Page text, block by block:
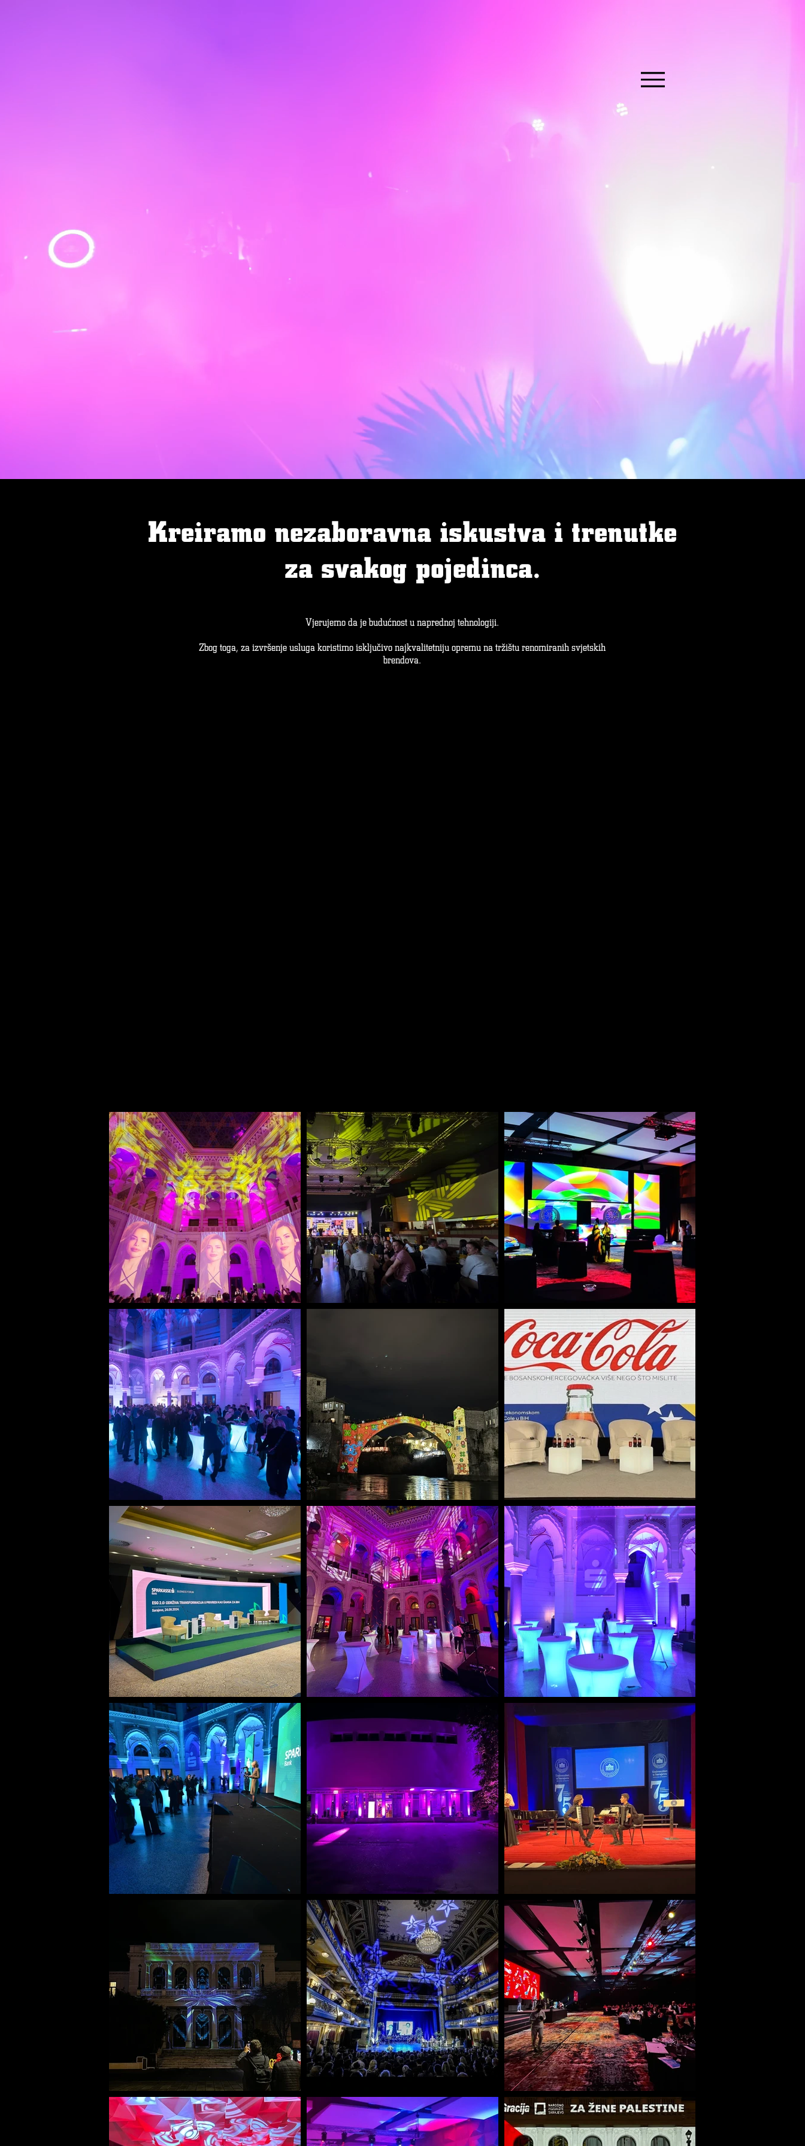
Kreiramo nezaboravna iskustva i trenutke
za svakog pojedinca.
Vjerujemo da je budućnost u naprednoj tehnologiji.
Zbog toga, za izvršenje usluga koristimo isključivo najkvalitetniju opremu na tržištu renomiranih svjetskih
brendova.